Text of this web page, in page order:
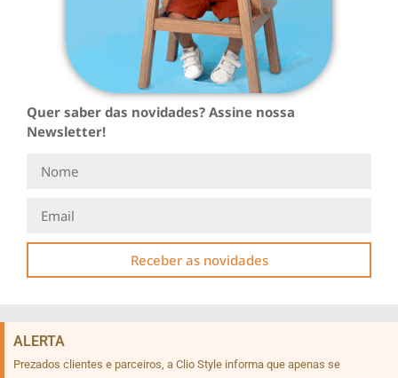
Quer saber das novidades? Assine nossa
Newsletter!
Receber as novidades
ALERTA
Prezados clientes e parceiros, a Clio Style informa que apenas se